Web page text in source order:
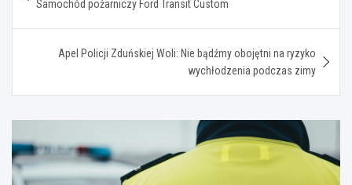
Samochód pożarniczy Ford Transit Custom
Apel Policji Zduńskiej Woli: Nie bądźmy obojętni na ryzyko
wychłodzenia podczas zimy